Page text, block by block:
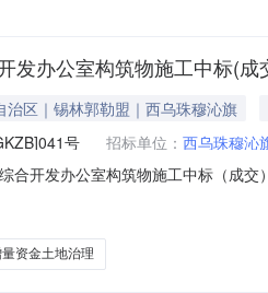
发办公室构筑物施工中标(成
治区｜锡林郭勒盟｜西乌珠穆沁旗
号 招标单位： 西乌珠穆沁
合开发办公室构筑物施工中标（成
字2019[GKZB]041号二、中标（成
资金土地治理